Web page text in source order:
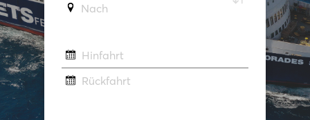
Νach
Hinfahrt
Rückfahrt